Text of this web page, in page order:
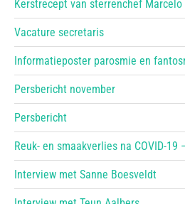
Kerstrecept van sterrenchef
Vacature secretaris
Informatieposter parosmie en
Persbericht november
Persbericht
Reuk- en smaakverlies na COVID-19
Interview met Sanne Boesveldt